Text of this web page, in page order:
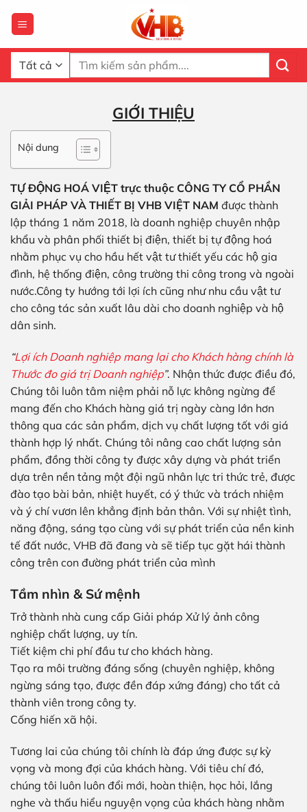
qua
dung
Tìm
kiếm:
GIỚI THIỆU
Nội dung
TỰ ĐỘNG HOÁ VIỆT trực thuộc CÔNG TY CỔ PHẦN
GIẢI PHÁP VÀ THIẾT BỊ VHB VIỆT NAM được thành
lập tháng 1 năm 2018, là doanh nghiệp chuyên nhập
khẩu và phân phối thiết bị điện, thiết bị tự động hoá
nhằm phục vụ cho hầu hết vật tư thiết yếu các hộ gia
đình, hệ thống điện, công trường thi công trong và ngoài
nước.Công ty hướng tới lợi ích cũng như nhu cầu vật tư
cho công tác sản xuất lâu dài cho doanh nghiệp và hộ
dân sinh.
“Lợi ích Doanh nghiệp mang lại cho Khách hàng chính là
Thước đo giá trị Doanh nghiệp”. Nhận thức được điều đó,
Chúng tôi luôn tâm niệm phải nỗ lực không ngừng để
mang đến cho Khách hàng giá trị ngày càng lớn hơn
thông qua các sản phẩm, dịch vụ chất lượng tốt với giá
thành hợp lý nhất. Chúng tôi nâng cao chất lượng sản
phẩm, đồng thời công ty được xây dựng và phát triển
dựa trên nền tảng một đội ngũ nhân lực tri thức trẻ, được
đào tạo bài bản, nhiệt huyết, có ý thức và trách nhiệm
và ý chí vươn lên khẳng định bản thân. Với sự nhiệt tình,
năng động, sáng tạo cùng với sự phát triển của nền kinh
tế đất nước, VHB đã đang và sẽ tiếp tục gặt hái thành
công trên con đường phát triển của mình
Tầm nhìn & Sứ mệnh
Trở thành nhà cung cấp Giải pháp Xử lý ảnh công
nghiệp chất lượng, uy tín.
Tiết kiệm chi phí đầu tư cho khách hàng.
Tạo ra môi trường đáng sống (chuyên nghiệp, không
ngừng sáng tạo, được đền đáp xứng đáng) cho tất cả
thành viên trong công ty.
Cống hiến xã hội.
Tương lai của chúng tôi chính là đáp ứng được sự kỳ
vọng và mong đợi của khách hàng. Với tiêu chí đó,
chúng tôi luôn luôn đổi mới, hoàn thiện, học hỏi, lắng
nghe và thấu hiểu nguyện vọng của khách hàng nhằm